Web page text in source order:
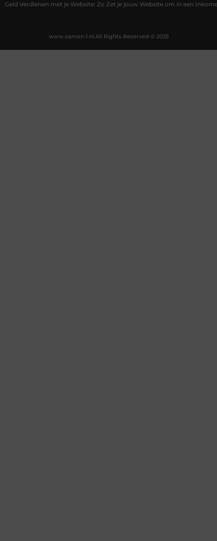
Geld Verdienen met je Website: Zo Zet je jouw Website om in een
All Rights Reserved © 2025
www.samen-1.nl.